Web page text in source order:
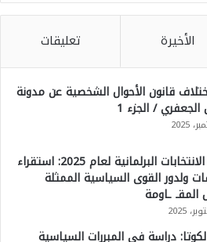
الأخيرة تعليقات
قانون الأحوال الشخصية عن مدونة
الجعفري / الجزء 1
خارطة الانتخابات البرلمانية لعام 2025: استقراء
ولدور القوى السياسية الممثلة
المقـ ـاومة
دراسة في المبررات السياسية